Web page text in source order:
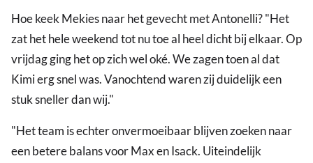
Hoe keek Mekies naar het gevecht met Antonelli? "Het
zat het hele weekend tot nu toe al heel dicht bij elkaar. Op
vrijdag ging het op zich wel oké. We zagen toen al dat
Kimi erg snel was. Vanochtend waren zij duidelijk een
stuk sneller dan wij."
"Het team is echter onvermoeibaar blijven zoeken naar
een betere balans voor Max en Isack. Uiteindelijk